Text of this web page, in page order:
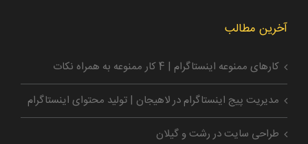
آخرین مطالب
کارهای ممنوعه اینستاگرام | 4 کار ممنوعه به همراه نکات
مدیریت پیج اینستاگرام در لاهیجان | تولید محتوای اینستاگرام
طراحی سایت در رشت و گیلان